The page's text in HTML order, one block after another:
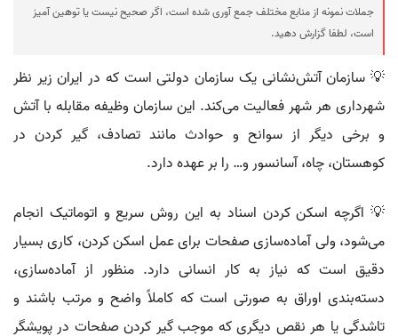
جملات نمونه از منابع مختلف جمع آوری شده است، اگر صحیح نیست یا توهین آمیز
است، لطفا گزارش دهید.
💡 سازمان آتش‌نشانی یک سازمان دولتی است که در ایران زیر نظر
شهرداری هر شهر فعالیت می‌کند. این سازمان وظیفه مقابله با آتش
و برخی دیگر از سوانح و حوادث مانند تصادف، گیر کردن در
کوهستان، چاه، آسانسور و… را بر عهده دارد.
💡 اگرچه اسکن کردن اسناد به این روش سریع و اتوماتیک انجام
می‌شود، ولی آماده‌سازی صفحات برای عمل اسکن کردن، کاری بسیار
دقیق است که نیاز به کار انسانی دارد. منظور از آماده‌سازی،
دسته‌بندی اوراق به صورتی است که کاملاً واضح و مرتب باشند و
تاشدگی یا هر نقص دیگری که موجب گیر کردن صفحات در پویشگر